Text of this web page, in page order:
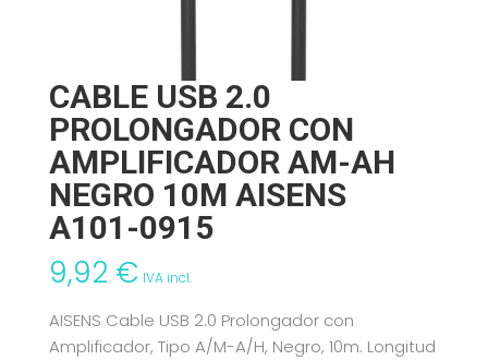
CABLE USB 2.0
PROLONGADOR CON
AMPLIFICADOR AM-AH
NEGRO 10M AISENS
A101-0915
9,92 € IVA incl.
AISENS Cable USB 2.0 Prolongador con
Amplificador, Tipo A/M-A/H, Negro, 10m. Longitud